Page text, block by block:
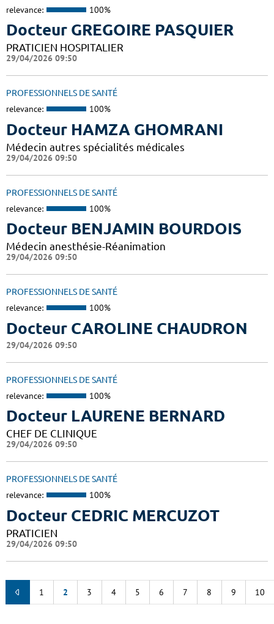
relevance: 100%
Docteur GREGOIRE PASQUIER
PRATICIEN HOSPITALIER
29/04/2026 09:50
PROFESSIONNELS DE SANTÉ
relevance: 100%
Docteur HAMZA GHOMRANI
Médecin autres spécialités médicales
29/04/2026 09:50
PROFESSIONNELS DE SANTÉ
relevance: 100%
Docteur BENJAMIN BOURDOIS
Médecin anesthésie-Réanimation
29/04/2026 09:50
PROFESSIONNELS DE SANTÉ
relevance: 100%
Docteur CAROLINE CHAUDRON
29/04/2026 09:50
PROFESSIONNELS DE SANTÉ
relevance: 100%
Docteur LAURENE BERNARD
CHEF DE CLINIQUE
29/04/2026 09:50
PROFESSIONNELS DE SANTÉ
relevance: 100%
Docteur CEDRIC MERCUZOT
PRATICIEN
29/04/2026 09:50
1 2 3 4 5 6 7 8 9 10